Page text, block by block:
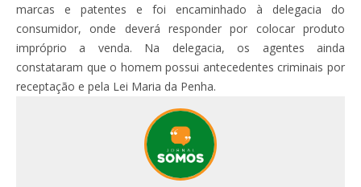
marcas e patentes e foi encaminhado à delegacia do
consumidor, onde deverá responder por colocar produto
impróprio a venda. Na delegacia, os agentes ainda
constataram que o homem possui antecedentes criminais por
receptação e pela Lei Maria da Penha.